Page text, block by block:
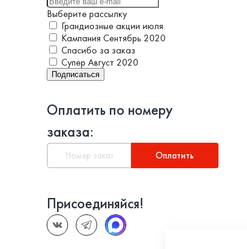
Выберите рассылку
Грандиозные акции июля
Кампания Сентябрь 2020
Спасибо за заказ
Супер Август 2020
Подписаться
Оплатить по номеру
заказа:
Оплатить
Присоединяйся!